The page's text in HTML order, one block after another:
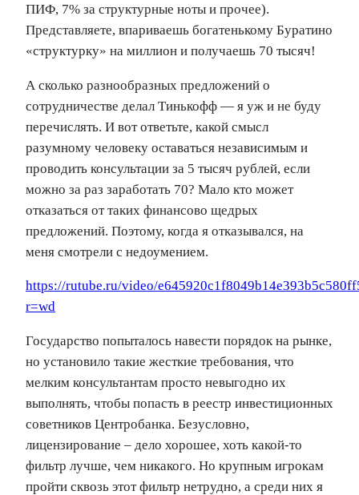
ПИФ, 7% за структурные ноты и прочее).
Представляете, впариваешь богатенькому Буратино
«структурку» на миллион и получаешь 70 тысяч!
А сколько разнообразных предложений о
сотрудничестве делал Тинькофф — я уж и не буду
перечислять. И вот ответьте, какой смысл
разумному человеку оставаться независимым и
проводить консультации за 5 тысяч рублей, если
можно за раз заработать 70? Мало кто может
отказаться от таких финансово щедрых
предложений. Поэтому, когда я отказывался, на
меня смотрели с недоумением.
https://rutube.ru/video/
r=wd
Государство попыталось навести порядок на рынке,
но установило такие жесткие требования, что
мелким консультантам просто невыгодно их
выполнять, чтобы попасть в реестр инвестиционных
советников Центробанка. Безусловно,
лицензирование – дело хорошее, хоть какой-то
фильтр лучше, чем никакого. Но крупным игрокам
пройти сквозь этот фильтр нетрудно, а среди них я